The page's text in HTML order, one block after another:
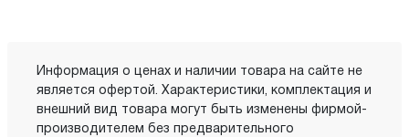
Информация о ценах и наличии товара на сайте не
является офертой. Характеристики, комплектация и
внешний вид товара могут быть изменены фирмой-
производителем без предварительного